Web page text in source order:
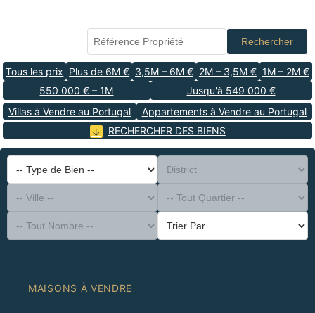
Rechercher
Tous les prix Plus de 6M € 3,5M – 6M € 2M – 3,5M € 1M – 2M €
550 000 € – 1M
Jusqu'à 549 000 €
Villas à Vendre au Portugal
Appartements à Vendre au Portugal
RECHERCHER DES BIENS
-- Type de Bien --
District
-- Ville --
-- Tout Quartier --
-- Tout Nombre --
Trier Par
MAISONS À VENDRE